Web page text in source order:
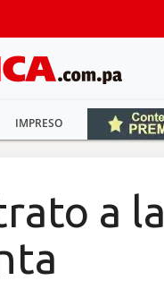
IMPRESO
a la